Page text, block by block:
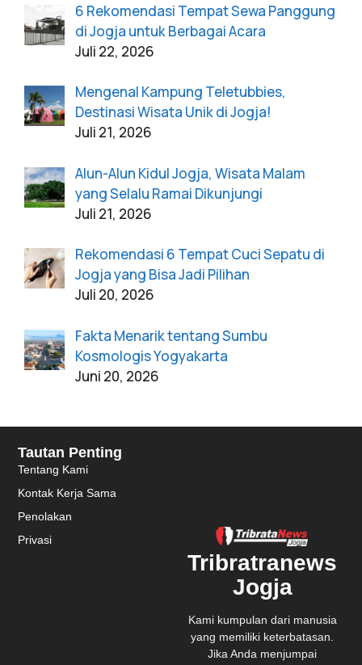
6 Rekomendasi Tempat Sewa Panggung
di Jogja untuk Berbagai Acara
Juli 22, 2026
Mengenal Kampung Teletubbies,
Destinasi Wisata Unik di Jogja!
Juli 21, 2026
Alun-Alun Kidul Jogja, Wisata Malam
yang Selalu Ramai Dikunjungi
Juli 21, 2026
Rekomendasi 6 Tempat Cuci Sepatu di
Jogja yang Bisa Jadi Pilihan
Juli 20, 2026
Fakta Menarik tentang Sumbu
Kosmologis Yogyakarta
Juni 20, 2026
Tribratranews
Jogja
Kami kumpulan dari manusia
yang memiliki keterbatasan.
Jika Anda menjumpai
Tautan Penting
Tentang Kami
Kontak Kerja Sama
Penolakan
Privasi